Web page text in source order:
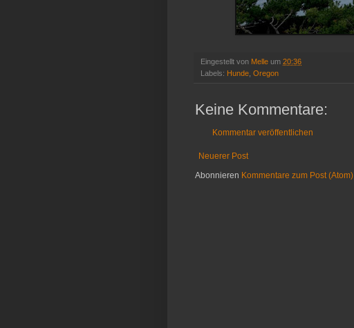
Eingestellt von Melle um 20:36
Labels: Hunde Oregon
Keine Kommentare:
Kommentar veröffentlichen
Neuerer Post
Abonnieren Kommentare zum Post (Atom)